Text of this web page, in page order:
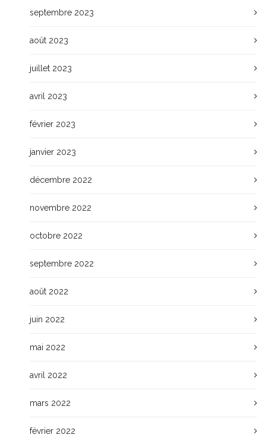
septembre 2023
août 2023
juillet 2023
avril 2023
février 2023
janvier 2023
décembre 2022
novembre 2022
octobre 2022
septembre 2022
août 2022
juin 2022
mai 2022
avril 2022
mars 2022
février 2022